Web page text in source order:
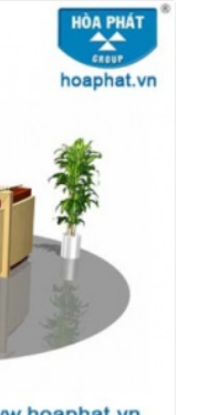
chuyển. Những đơn
sự thỏa thuận giữa
được tính theo km, và
đơn hàng
Hotlines:
thất công trình
nội thất công
nhà sản xuất.